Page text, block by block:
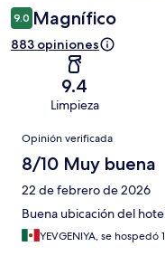
9.0 Magnífico
883 opiniones
9.4
Limpieza
Opiniones
Opinión verificada
8/10 Muy buena
22 de febrero de 2026
Buena ubicación del
YEVGENIYA, se hospedó